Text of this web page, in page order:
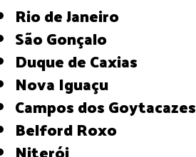
Rio de Janeiro
São Gonçalo
Duque de Caxias
Nova Iguaçu
Campos dos Goytacazes
Belford Roxo